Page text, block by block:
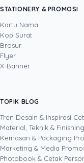
Uprint.id,
20 tahun
(offset,
produksi
sampai
STATIONERY & PROMOSI
Kartu Nama
Kop Surat
Brosur
Flyer
X-Banner
TOPIK BLOG
Tren Desain & Inspirasi
Material, Teknik &
Kemasan & Packaging
Marketing & Media
Photobook & Cetak